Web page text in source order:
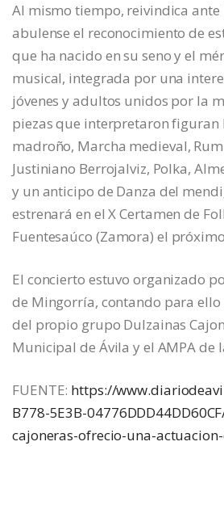
Al mismo tiempo, reivindica ante
abulense el reconocimiento de
que ha nacido en su seno y el
musical, integrada por una
jóvenes y adultos unidos por la
piezas que interpretaron figuran
madroño, Marcha medieval,
Justiniano Berrojalviz, Polka,
y un anticipo de Danza del
estrenará en el X Certamen de
Fuentesaúco (Zamora) el
El concierto estuvo organizado
de Mingorría, contando para
del propio grupo Dulzainas
Municipal de Ávila y el AMPA de
FUENTE: https://
B778-5E3B-
cajoneras-ofrecio-una-